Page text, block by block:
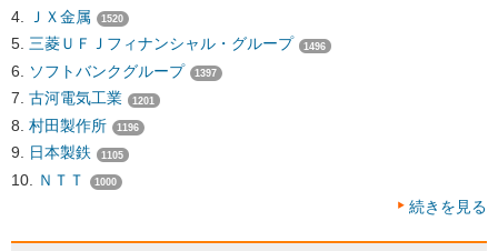
ＪＸ金属 1520
三菱ＵＦＪフィナンシャル・グループ 1496
ソフトバンクグループ 1397
古河電気工業 1201
村田製作所 1196
日本製鉄 1105
ＮＴＴ 1000
続きを見る